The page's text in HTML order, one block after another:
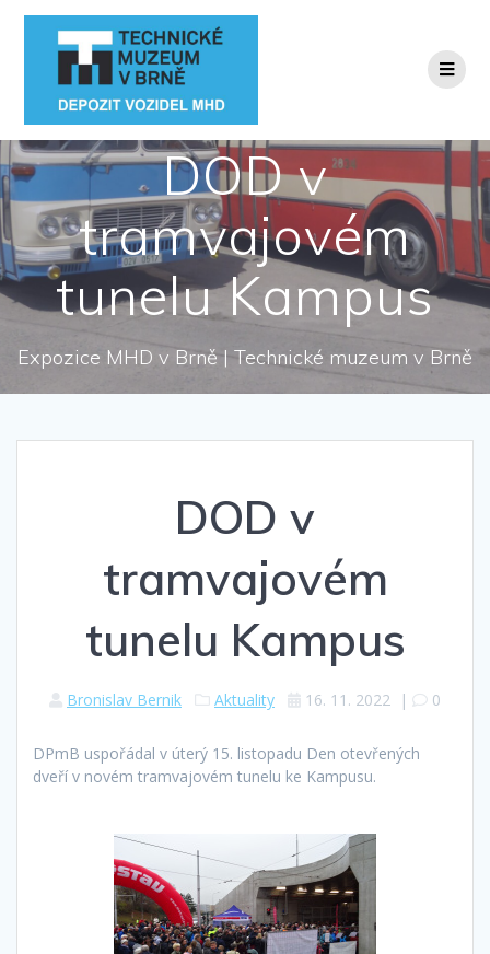
Přeskočit
DOD v
tramvajovém
tunelu Kampus
Expozice MHD v Brně | Technické muzeum v Brně
DOD v
tramvajovém
tunelu Kampus
Bronislav Bernik Aktuality 16. 11. 2022 | 0
DPmB uspořádal v úterý 15. listopadu Den otevřených
dveří v novém tramvajovém tunelu ke Kampusu.